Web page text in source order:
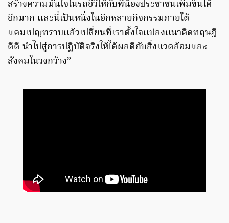
สร้างความมั่นใจในรถอีวีให้กับพี่น้องประชาชนเพิ่มขึ้นได้
อีกมาก และนี่เป็นหนึ่งในอีกหลายกิจกรรมภายใต้
แคมเปญทราบแล้วเปลี่ยนที่เราตั้งใจแปลงแนวคิดทฤษฎี
ดีดี นำไปสู่การปฏิบัติจริงให้ได้ผลดีกับสิ่งแวดล้อมและ
สังคมในวงกว้าง”